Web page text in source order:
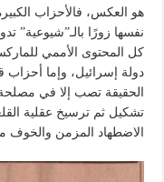
هو العكس، فالأحزاب
نفسها زورًا بالـ”شيوعية”
كل المحتوى الأممي
دولة إسرائيل، وإما
الحقيقة تصب إلا في
تشكيل ثم ترسيخ عقلية
الاضطهاد المزمن والخوف من